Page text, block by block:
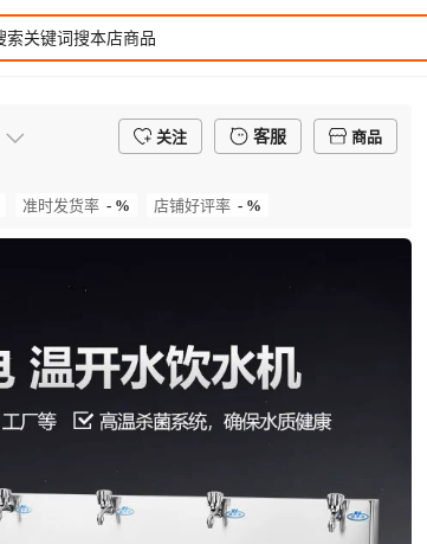
关注 客服
商品
准时发货率 - % 店铺好评率 - %